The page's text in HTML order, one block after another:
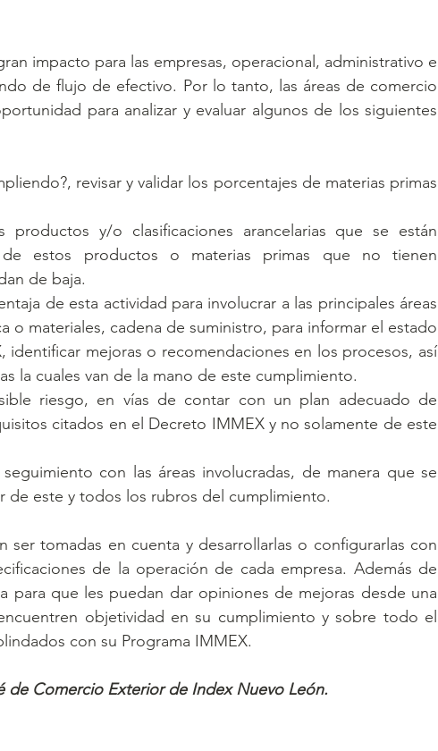
impacto para las empresas, operacional, administrativo e
de flujo de efectivo. Por lo tanto, las áreas de comercio
para analizar y evaluar algunos de los siguientes
revisar y validar los porcentajes de materias primas
productos y/o clasificaciones arancelarias que se están
estos productos o materias primas que no tienen
de baja.
de esta actividad para involucrar a las principales áreas
o materiales, cadena de suministro, para informar el estado
identificar mejoras o recomendaciones en los procesos, así
la cuales van de la mano de este cumplimiento.
riesgo, en vías de contar con un plan adecuado de
citados en el Decreto IMMEX y no solamente de este
con las áreas involucradas, de manera que se
de este y todos los rubros del cumplimiento.
ser tomadas en cuenta y desarrollarlas o configurarlas con
de la operación de cada empresa. Además de
para que les puedan dar opiniones de mejoras desde una
objetividad en su cumplimiento y sobre todo el
con su Programa IMMEX.
de Comercio Exterior de Index Nuevo León.